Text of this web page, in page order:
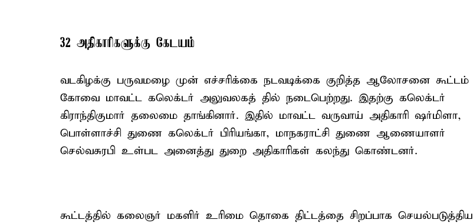
32 அதிகாரிகளுக்கு கேடயம்
வடகிழக்கு பருவமழை முன் எச்சரிக்கை நடவடிக்கை குறித்த ஆலோசனை கூட்டம்
கோவை மாவட்ட கலெக்டர் அலுவலகத் தில் நடைபெற்றது. இதற்கு கலெக்டர்
கிராந்திகுமார் தலைமை தாங்கினார். இதில் மாவட்ட வருவாய் அதிகாரி ஷர்மிளா,
பொள்ளாச்சி துணை கலெக்டர் பிரியங்கா, மாநகராட்சி துணை ஆணையாளர்
செல்வசுரபி உள்பட அனைத்து துறை அதிகாரிகள் கலந்து கொண்டனர்.
கூட்டத்தில் கலைஞர் மகளிர் உரிமை தொகை திட்டத்தை சிறப்பாக செயல்படுத்திய